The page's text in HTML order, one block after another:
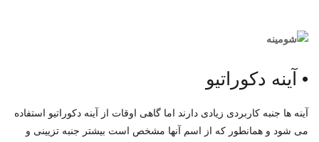
• آینه دکوراتیو
آینه ها جنبه کاربردی زیادی دارند اما گاهی اوقات از آینه دکوراتیو استفاده
می شود و همانطور که از اسم آنها مشخص است بیشتر جنبه تزیینی و